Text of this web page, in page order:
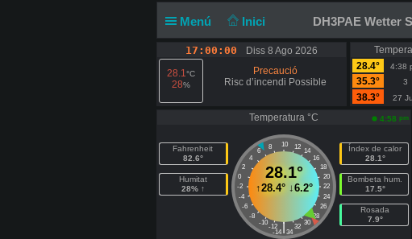
Menú Inici DH3PAE Wetter
17:00:01
Diss 8 Ago 2026
28.1°C
28%
Precaució
Risc d’incendi Possible
28.4°
4:38
35.3°
3
38.3°
27
Temperatura °C
4:58 pm
Fahrenheit
82.6°
Humitat
28% ↑
10
8 12
6
14
4
16
2
18
0
20
-2
22
-4
24
-6
26
-8
28
-10
30
-12 32
|
-14 34
28.1°
↑28.4°↓6.2°
Índex de calor
28.1°
Bombeta hum.
17.5°
Rosada
7.9°